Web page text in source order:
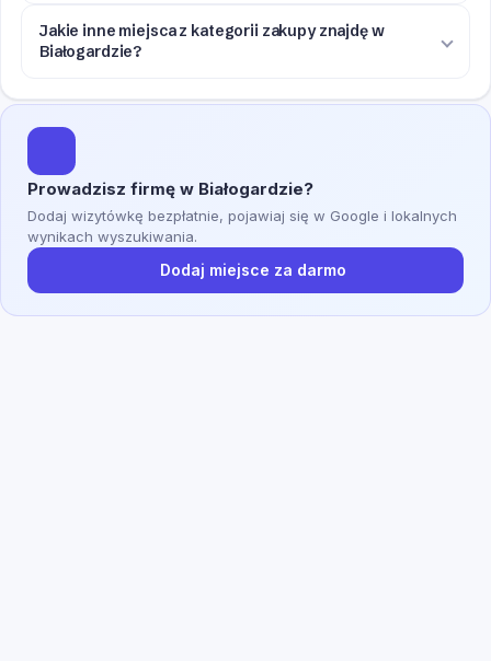
Jakie inne miejsca z kategorii zakupy znajdę w
Białogardzie?
Prowadzisz firmę w Białogardzie?
Dodaj wizytówkę bezpłatnie, pojawiaj się w Google i lokalnych
wynikach wyszukiwania.
Dodaj miejsce za darmo